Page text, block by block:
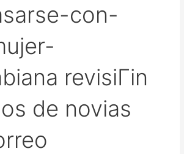
con-
revisiГіn
de novias